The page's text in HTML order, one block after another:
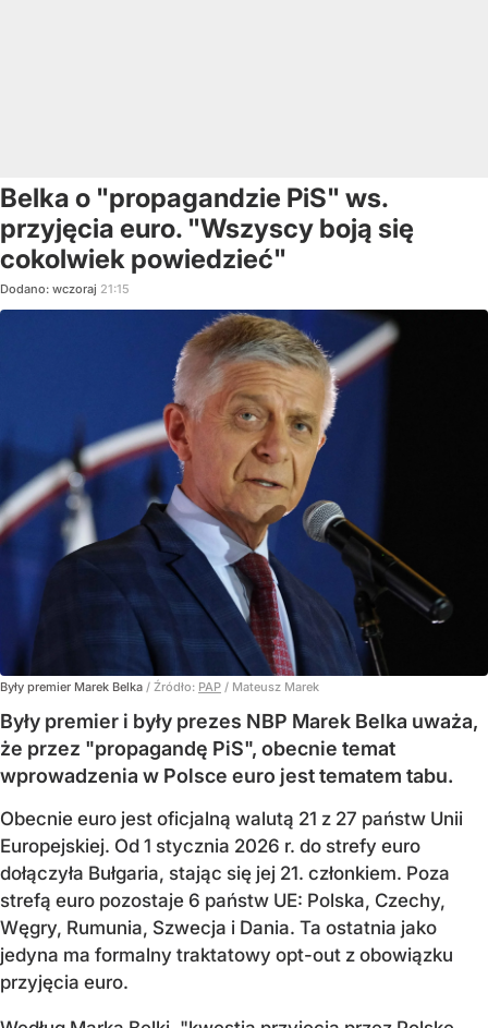
Belka o "propagandzie PiS" ws.
przyjęcia euro. "Wszyscy boją się
cokolwiek powiedzieć"
Dodano: wczoraj 21:15
Były premier Marek Belka / Źródło: PAP / Mateusz Marek
Były premier i były prezes NBP Marek Belka uważa,
że przez "propagandę PiS", obecnie temat
wprowadzenia w Polsce euro jest tematem tabu.
Obecnie euro jest oficjalną walutą 21 z 27 państw Unii
Europejskiej. Od 1 stycznia 2026 r. do strefy euro
dołączyła Bułgaria, stając się jej 21. członkiem. Poza
strefą euro pozostaje 6 państw UE: Polska, Czechy,
Węgry, Rumunia, Szwecja i Dania. Ta ostatnia jako
jedyna ma formalny traktatowy opt-out z obowiązku
przyjęcia euro.